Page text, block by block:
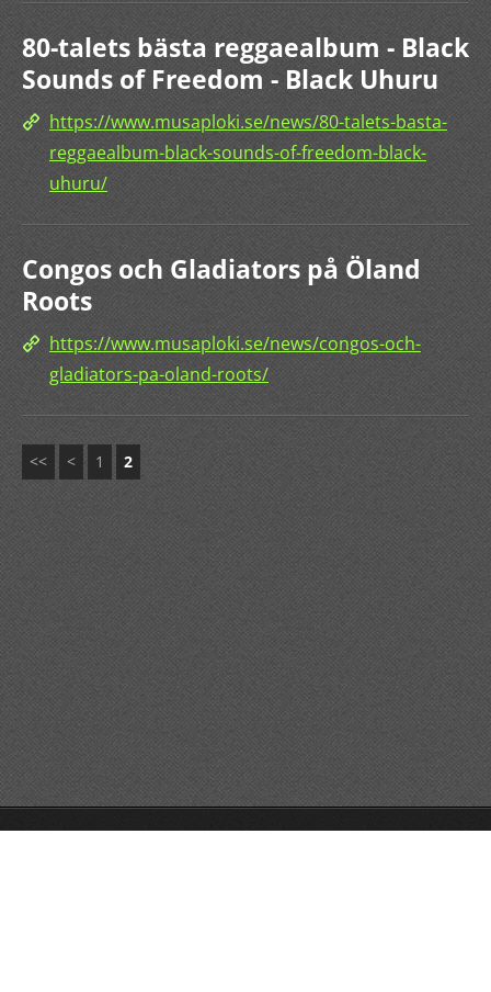
80-talets bästa reggaealbum - Black
Sounds of Freedom - Black Uhuru
https://www.musaploki.se/news/80-talets-basta-
reggaealbum-black-sounds-of-freedom-black-
uhuru/
Congos och Gladiators på Öland
Roots
https://www.musaploki.se/news/congos-och-
gladiators-pa-oland-roots/
<< < 1 2